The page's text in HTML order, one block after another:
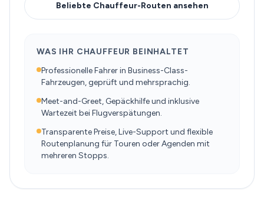
Beliebte Chauffeur-Routen ansehen
WAS IHR CHAUFFEUR BEINHALTET
Professionelle Fahrer in Business-Class-
Fahrzeugen, geprüft und mehrsprachig.
Meet-and-Greet, Gepäckhilfe und inklusive
Wartezeit bei Flugverspätungen.
Transparente Preise, Live-Support und flexible
Routenplanung für Touren oder Agenden mit
mehreren Stopps.